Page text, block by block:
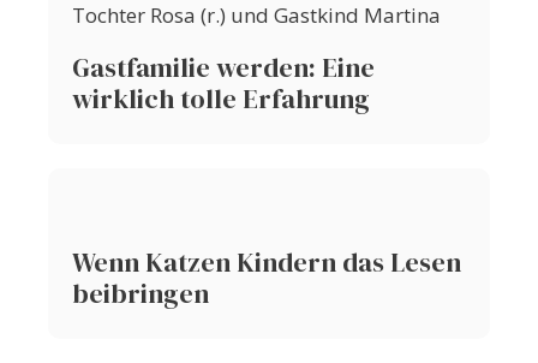
Gastfamilie werden: Eine
wirklich tolle Erfahrung
Wenn Katzen Kindern das Lesen
beibringen